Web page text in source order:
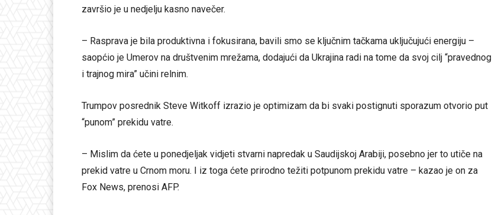
završio je u nedjelju kasno navečer.
– Rasprava je bila produktivna i fokusirana, bavili smo se ključnim tačkama uključujući energiju –
saopćio je Umerov na društvenim mrežama, dodajući da Ukrajina radi na tome da svoj cilj “pravednog
i trajnog mira” učini relnim.
Trumpov posrednik Steve Witkoff izrazio je optimizam da bi svaki postignuti sporazum otvorio put
“punom” prekidu vatre.
– Mislim da ćete u ponedjeljak vidjeti stvarni napredak u Saudijskoj Arabiji, posebno jer to utiče na
prekid vatre u Crnom moru. I iz toga ćete prirodno težiti potpunom prekidu vatre – kazao je on za
Fox News, prenosi AFP.